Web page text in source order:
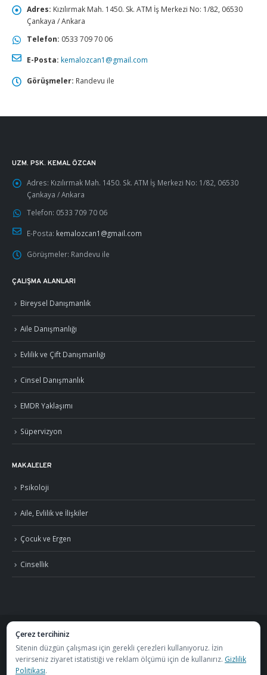
Adres: Kızılırmak Mah. 1450. Sk. ATM İş Merkezi No: 1/82, 06530
Çankaya / Ankara
Telefon: 0533 709 70 06
E-Posta: kemalozcan1@gmail.com
Görüşmeler: Randevu ile
UZM. PSK. KEMAL ÖZCAN
Adres: Kızılırmak Mah. 1450. Sk. ATM İş Merkezi No: 1/82, 06530
Çankaya / Ankara
Telefon: 0533 709 70 06
E-Posta: kemalozcan1@gmail.com
Görüşmeler: Randevu ile
ÇALIŞMA ALANLARI
Bireysel Danışmanlık
Aile Danışmanlığı
Evlilik ve Çift Danışmanlığı
Cinsel Danışmanlık
EMDR Yaklaşımı
Süpervizyon
MAKALELER
Psikoloji
Aile, Evlilik ve İlişkiler
Çocuk ve Ergen
Cinsellik
©2026 Uzm. Psk. Kemal Özcan. Tüm hakları saklıdır. · Gizlilik Politikası ve KVKK
S.S.S.
Çerez tercihiniz
Sitenin düzgün çalışması için gerekli çerezleri kullanıyoruz. İzin
verirseniz ziyaret istatistiği ve reklam ölçümü için de kullanırız. Gizlilik
Politikası.